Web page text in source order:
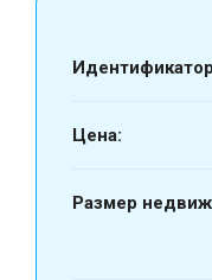
Цена:
Размер